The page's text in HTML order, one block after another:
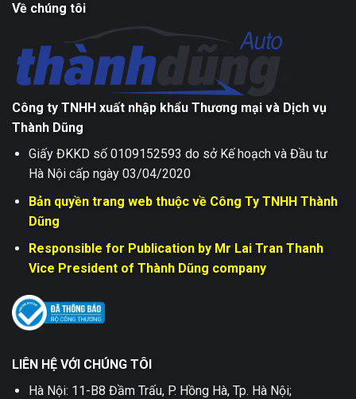
Về chúng tôi
Công ty TNHH xuất nhập khẩu Thương mại và Dịch vụ
Thành Dũng
Giấy ĐKKD số 0109152593 do sở Kế hoạch và Đầu tư
Hà Nội cấp ngày 03/04/2020
Bản quyền trang web thuộc về Công Ty TNHH Thành
Dũng
Responsible for Publication by Mr Lai Tran Thanh
Vice President of Thành Dũng company
LIÊN HỆ VỚI CHÚNG TÔI
Hà Nội: 11-B8 Đầm Trấu, P. Hồng Hà, Tp. Hà Nội;